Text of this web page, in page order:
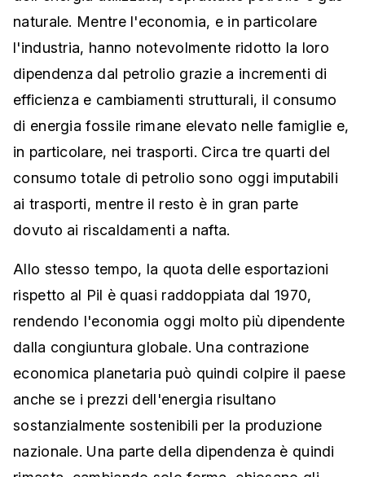
naturale. Mentre l'economia, e in particolare
l'industria, hanno notevolmente ridotto la loro
dipendenza dal petrolio grazie a incrementi di
efficienza e cambiamenti strutturali, il consumo
di energia fossile rimane elevato nelle famiglie e,
in particolare, nei trasporti. Circa tre quarti del
consumo totale di petrolio sono oggi imputabili
ai trasporti, mentre il resto è in gran parte
dovuto ai riscaldamenti a nafta.
Allo stesso tempo, la quota delle esportazioni
rispetto al Pil è quasi raddoppiata dal 1970,
rendendo l'economia oggi molto più dipendente
dalla congiuntura globale. Una contrazione
economica planetaria può quindi colpire il paese
anche se i prezzi dell'energia risultano
sostanzialmente sostenibili per la produzione
nazionale. Una parte della dipendenza è quindi